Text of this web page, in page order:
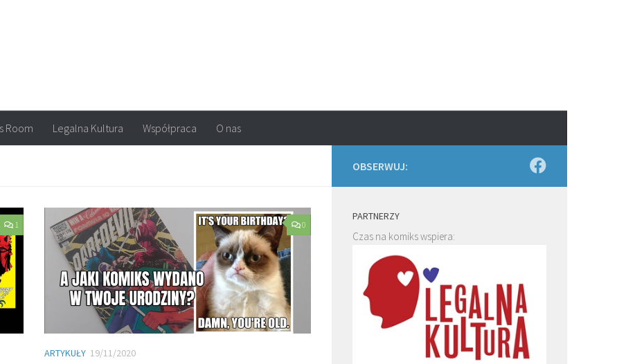
Room Legalna Kultura Współpraca O nas
1 0
ARTYKUŁY 19/11/2020
OBSERWUJ:
PARTNERZY
Czas na komiks wspiera: